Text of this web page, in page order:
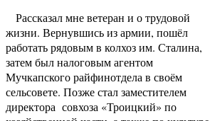
Рассказал мне ветеран и о трудовой
жизни. Вернувшись из армии, пошёл
работать рядовым в колхоз им. Сталина,
затем был налоговым агентом
Мучкапского райфинотдела в своём
сельсовете. Позже стал заместителем
директора совхоза «Троицкий» по